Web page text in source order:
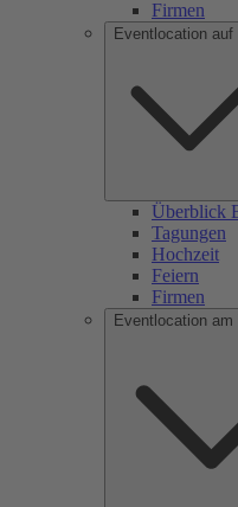
Firmen
Eventlocation
Überblick
Tagungen
Hochzeit
Feiern
Firmen
Eventlocation am